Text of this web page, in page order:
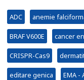
ADC anemie
BRAF V600E cancer
CRISPR-Cas9
editare genica EMA -